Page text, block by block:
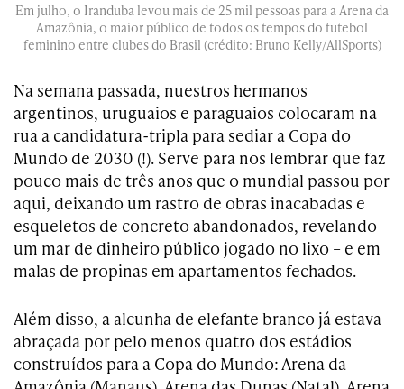
Em julho, o Iranduba levou mais de 25 mil pessoas para a Arena da
Amazônia, o maior público de todos os tempos do futebol
feminino entre clubes do Brasil (crédito: Bruno Kelly/AllSports)
Na semana passada, nuestros hermanos
argentinos, uruguaios e paraguaios colocaram na
rua a candidatura-tripla para sediar a Copa do
Mundo de 2030 (!). Serve para nos lembrar que faz
pouco mais de três anos que o mundial passou por
aqui, deixando um rastro de obras inacabadas e
esqueletos de concreto abandonados, revelando
um mar de dinheiro público jogado no lixo – e em
malas de propinas em apartamentos fechados.
Além disso, a alcunha de elefante branco já estava
abraçada por pelo menos quatro dos estádios
construídos para a Copa do Mundo: Arena da